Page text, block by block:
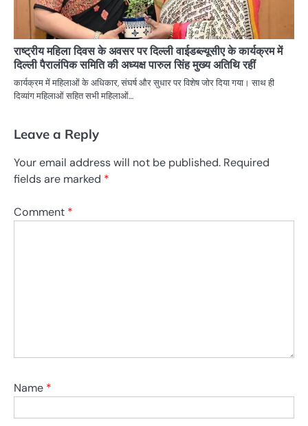
राष्ट्रीय महिला दिवस के अवसर पर दिल्ली वाईडब्ल्यूसीए के कार्यक्रम में
दिल्ली पैरालंपिक समिति की अध्यक्ष पारुल सिंह मुख्य अतिथि रहीं
कार्यक्रम में महिलाओं के अधिकार, संघर्ष और सुधार पर विशेष जोर दिया गया। साथ ही
दिव्यांग महिलाओं सहित सभी महिलाओं…
Leave a Reply
Your email address will not be published. Required
fields are marked *
Comment *
Name *